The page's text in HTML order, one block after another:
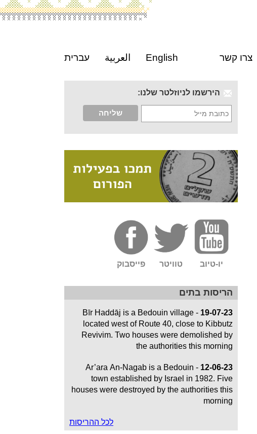
צרו קשר English العربية עברית
הירשמו לניוזלטר שלנו:
יו-טיוב טוויטר פייסבוק
הריסות בתים
19-07-23
- Bīr Haddāj is a Bedouin village
located west of Route 40, close to Kibbutz
Revivim. Two houses were demolished by
the authorities this morning
12-06-23
- Ar’ara An-Nagab is a Bedouin
town established by Israel in 1982. Five
houses were destroyed by the authorities this
morning
לכל ההריסות